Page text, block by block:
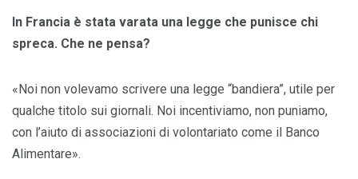
In Francia è stata varata una legge che punisce chi
spreca. Che ne pensa?
«Noi non volevamo scrivere una legge “bandiera”, utile per
qualche titolo sui giornali. Noi incentiviamo, non puniamo,
con l’aiuto di associazioni di volontariato come il Banco
Alimentare».